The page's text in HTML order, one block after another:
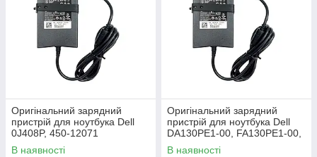
Оригінальний зарядний
пристрій для ноутбука Dell
0J408P, 450-12071
В наявності
Оригінальний зарядний
пристрій для ноутбука Dell
DA130PE1-00, FA130PE1-00,
HA130PM160
В наявності